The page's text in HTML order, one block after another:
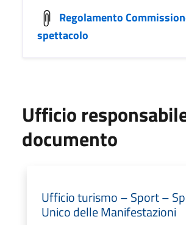
Regolamento
spettacolo
Ufficio
documento
Ufficio turismo – Sport –
Unico delle Manifestazioni